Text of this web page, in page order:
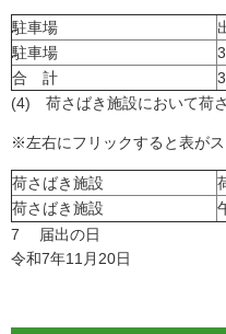
駐車場
駐車場
合 計
(4) 荷さばき施設において荷
※左右にフリックすると表がス
荷さばき施設
荷さばき施設
7 届出の日
令和7年11月20日